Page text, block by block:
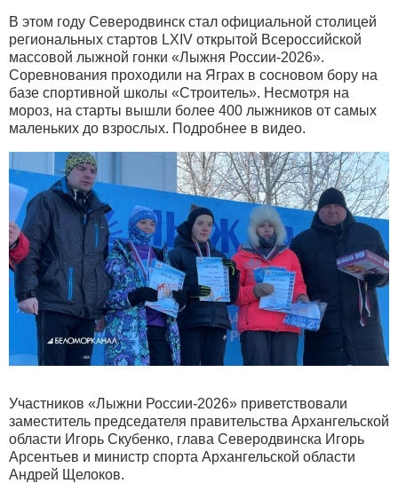
В этом году Северодвинск стал официальной столицей
региональных стартов LXIV открытой Всероссийской
массовой лыжной гонки «Лыжня России-2026».
Соревнования проходили на Яграх в сосновом бору на
базе спортивной школы «Строитель». Несмотря на
мороз, на старты вышли более 400 лыжников от самых
маленьких до взрослых. Подробнее в видео.
Участников «Лыжни России-2026» приветствовали
заместитель председателя правительства Архангельской
области Игорь Скубенко, глава Северодвинска Игорь
Арсентьев и министр спорта Архангельской области
Андрей Щелоков.